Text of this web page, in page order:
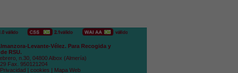
Levante-Vélez. Para Recogida y
RSU.
n.30, 04800 Albox (Almería)
Fax. 950121204
Privacidad | cookies | Mapa Web